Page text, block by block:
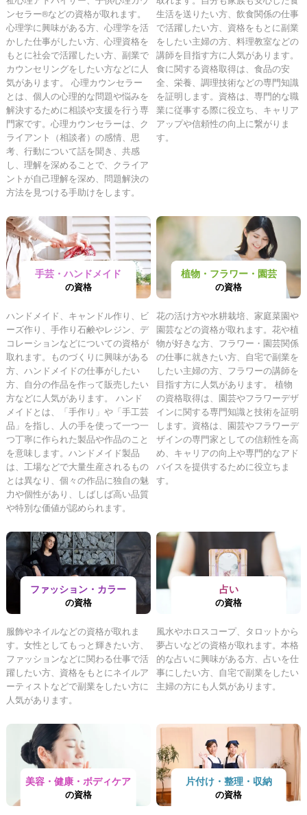
ンセラー®などの資格が取れます。
心理学に興味がある方、心理学を活
かした仕事がしたい方、心理資格を
もとに社会で活躍したい方、副業で
カウンセリングをしたい方などに人
気があります。 心理カウンセラー
とは、個人の心理的な問題や悩みを
解決するために相談や支援を行う専
門家です。心理カウンセラーは、ク
ライアント（相談者）の感情、思
考、行動について話を聞き、共感
し、理解を深めることで、クライア
ントが自己理解を深め、問題解決の
方法を見つける手助けをします。
生活を送りたい方、飲食関係の仕事
で活躍したい方、資格をもとに副業
をしたい主婦の方、料理教室などの
講師を目指す方に人気があります。
食に関する資格取得は、食品の安
全、栄養、調理技術などの専門知識
を証明します。資格は、専門的な職
業に従事する際に役立ち、キャリア
アップや信頼性の向上に繋がりま
す。
手芸・ハンドメイド
の資格
ハンドメイド、キャンドル作り、ビ
ーズ作り、手作り石鹸やレジン、デ
コレーションなどについての資格が
取れます。ものづくりに興味がある
方、ハンドメイドの仕事がしたい
方、自分の作品を作って販売したい
方などに人気があります。 ハンド
メイドとは、「手作り」や「手工芸
品」を指し、人の手を使って一つ一
つ丁寧に作られた製品や作品のこと
を意味します。ハンドメイド製品
は、工場などで大量生産されるもの
とは異なり、個々の作品に独自の魅
力や個性があり、しばしば高い品質
や特別な価値が認められます。
植物・フラワー・園芸
の資格
花の活け方や水耕栽培、家庭菜園や
園芸などの資格が取れます。花や植
物が好きな方、フラワー・園芸関係
の仕事に就きたい方、自宅で副業を
したい主婦の方、フラワーの講師を
目指す方に人気があります。 植物
の資格取得は、園芸やフラワーデザ
インに関する専門知識と技術を証明
します。資格は、園芸やフラワーデ
ザインの専門家としての信頼性を高
め、キャリアの向上や専門的なアド
バイスを提供するために役立ちま
す。
ファッション・カラー
の資格
服飾やネイルなどの資格が取れま
す。女性としてもっと輝きたい方、
ファッションなどに関わる仕事で活
躍したい方、資格をもとにネイルア
ーティストなどで副業をしたい方に
人気があります。
占い
の資格
風水やホロスコープ、タロットから
夢占いなどの資格が取れます。本格
的な占いに興味がある方、占いを仕
事にしたい方、自宅で副業をしたい
主婦の方にも人気があります。
美容・健康・ボディケア
の資格
片付け・整理・収納
の資格